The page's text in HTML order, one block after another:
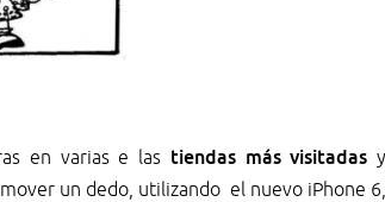
en varias e las tiendas más visitadas y
un dedo, utilizando el nuevo iPhone 6,